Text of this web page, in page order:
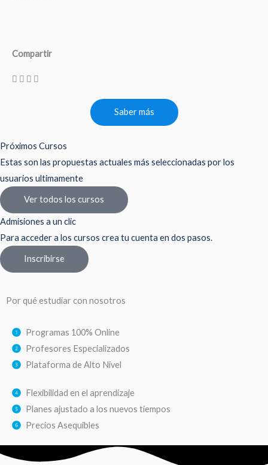
Compartir
Saber más
Próximos Cursos
Estas son las propuestas actuales más seleccionadas por los
usuarios ultimamente
Ver todos los cursos
Admisiones a un clic
Para acceder a los cursos crea tu cuenta en dos pasos.
Inscribirse
Por qué estudiar con nosotros
Programas 100% Online
Profesores Especializados
Plataforma de Alto Nivel
Flexibilidad en el aprendizaje
Planes ajustado a los nuevos tiempos
Precios Asequibles